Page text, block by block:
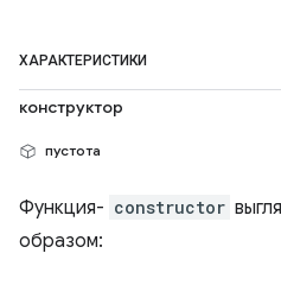
ХАРАКТЕРИСТИКИ
конструктор
пустота
Функция- constructor
образом: